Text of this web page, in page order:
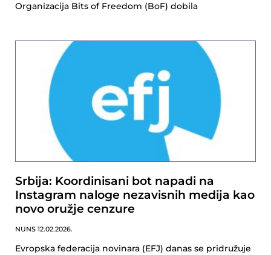
Organizacija Bits of Freedom (BoF) dobila
Srbija: Koordinisani bot napadi na
Instagram naloge nezavisnih medija kao
novo oružje cenzure
NUNS 12.02.2026.
Evropska federacija novinara (EFJ) danas se pridružuje